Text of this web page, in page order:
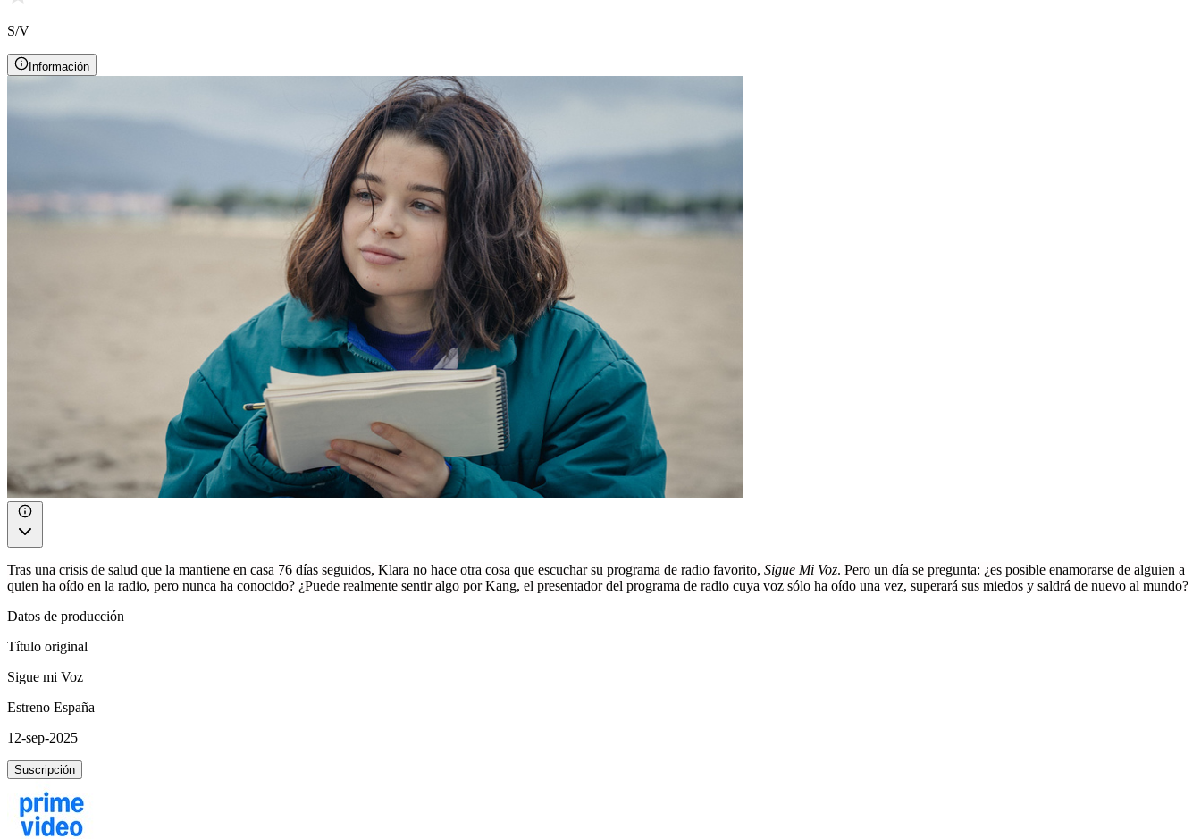
S/V
Información
Tras una crisis de salud que la mantiene en casa 76 días seguidos, Klara no hace otra cosa que escuchar su programa de radio favorito, Sigue Mi Voz. Pero un día se pregunta: ¿es posible enamorarse de alguien a
quien ha oído en la radio, pero nunca ha conocido? ¿Puede realmente sentir algo por Kang, el presentador del programa de radio cuya voz sólo ha oído una vez, superará sus miedos y saldrá de nuevo al mundo?
Datos de producción
Título original
Sigue mi Voz
Estreno España
12-sep-2025
Suscripción